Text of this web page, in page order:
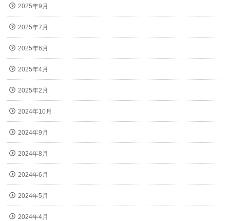
2025年9月
2025年7月
2025年6月
2025年4月
2025年2月
2024年10月
2024年9月
2024年8月
2024年6月
2024年5月
2024年4月